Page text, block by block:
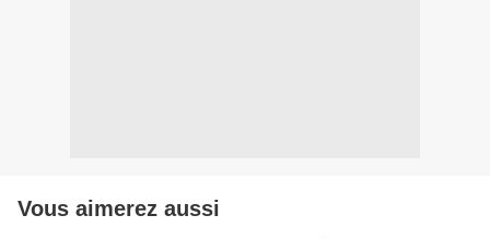
Vous aimerez aussi